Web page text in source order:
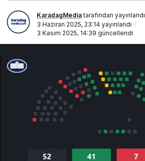
KaradagMediatarafından yayınlandı
3 Haziran 2025, 23:14 yayınlandı
3 Kasım 2025, 14:39 güncellendi